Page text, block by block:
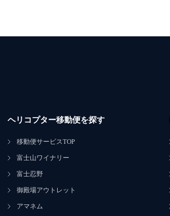
ヘリコプター移動便を探す
移動便サービスTOP
富士山ワイナリー
富士忍野
御殿場アウトレット
アマネム